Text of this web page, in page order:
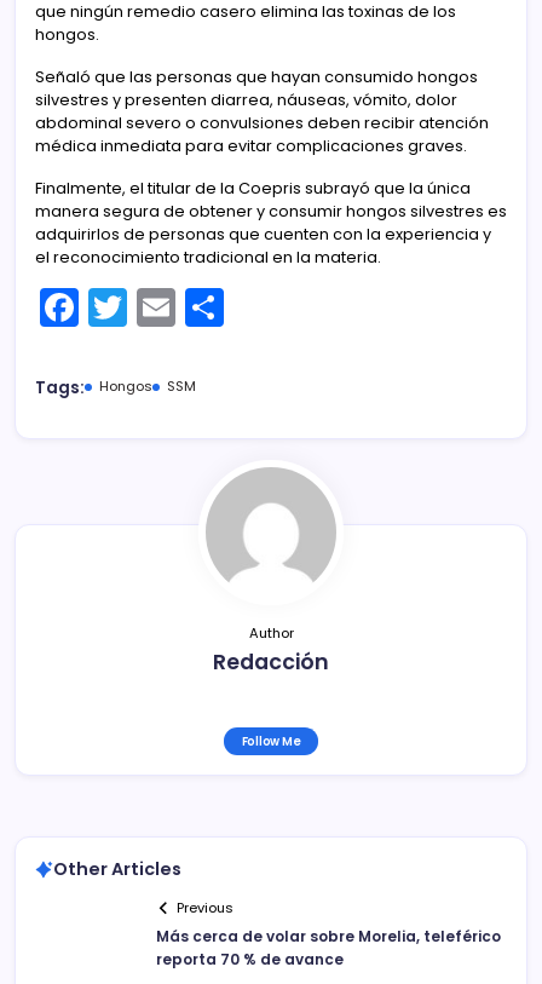
que ningún remedio casero elimina las toxinas de los
hongos.
Señaló que las personas que hayan consumido hongos
silvestres y presenten diarrea, náuseas, vómito, dolor
abdominal severo o convulsiones deben recibir atención
médica inmediata para evitar complicaciones graves.
Finalmente, el titular de la Coepris subrayó que la única
manera segura de obtener y consumir hongos silvestres es
adquirirlos de personas que cuenten con la experiencia y
el reconocimiento tradicional en la materia.
F
a
c
T
w
itt
E
m
ai
ar
tir
Tags: Hongos SSM
Author
Redacción
Follow Me
Other Articles
Previous
Más cerca de volar sobre Morelia, teleférico
reporta 70 % de avance